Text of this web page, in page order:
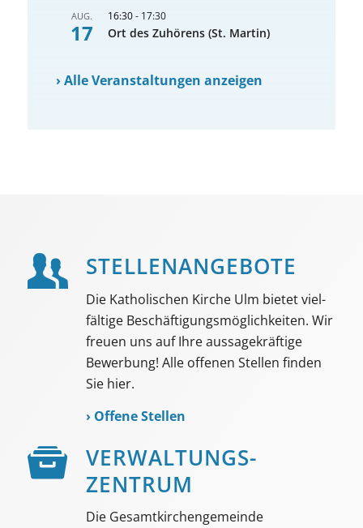
AUG.
17
16:30- 17:30
Ort des Zuhörens (St. Martin)
›Alle Veranstaltungen anzeigen
STELLEN­ANGEBOTE
Die Katholischen Kirche Ulm bietet viel­
fältige Beschäf­tigungs­möglich­keiten. Wir
freuen uns auf Ihre aussage­kräftige
Bewerbung! Alle offenen Stellen finden
Sie hier.
› Offene Stellen
VER­WALTUNGS­­
ZENTRUM
Die Gesamtkirchengemeinde